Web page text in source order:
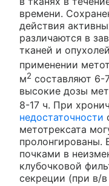
времени.
действия
различаются в
тканей и
применении
м2 составляют 6-
высокие дозы
8-17 ч. При
недостаточности
метотрексата
пролонгированы.
почками в
клубочковой
секреции (при в/